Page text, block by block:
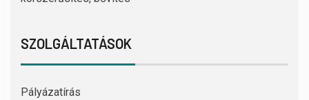
SZOLGÁLTATÁSOK
Pályázatírás